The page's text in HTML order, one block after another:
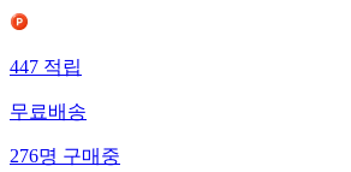
447적립
무료배송
276명구매중